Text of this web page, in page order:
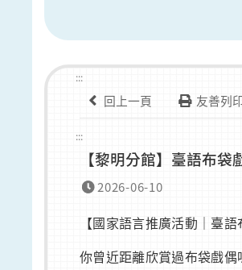
:::
回上一頁 友善列
:::
【黎明分館】臺語布
2026-06-10
【國家語言推廣活動｜臺
你曾近距離欣賞過布袋戲